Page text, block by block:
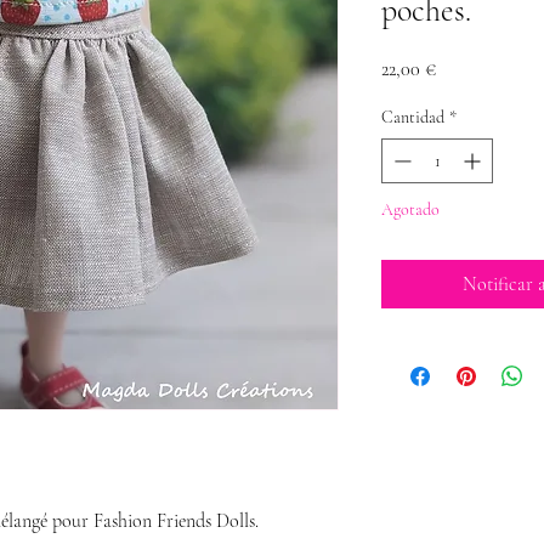
pour Fashion Friends Dolls.
poches.
22,00 €Precio
Cantidad *
Agotado
Notificar